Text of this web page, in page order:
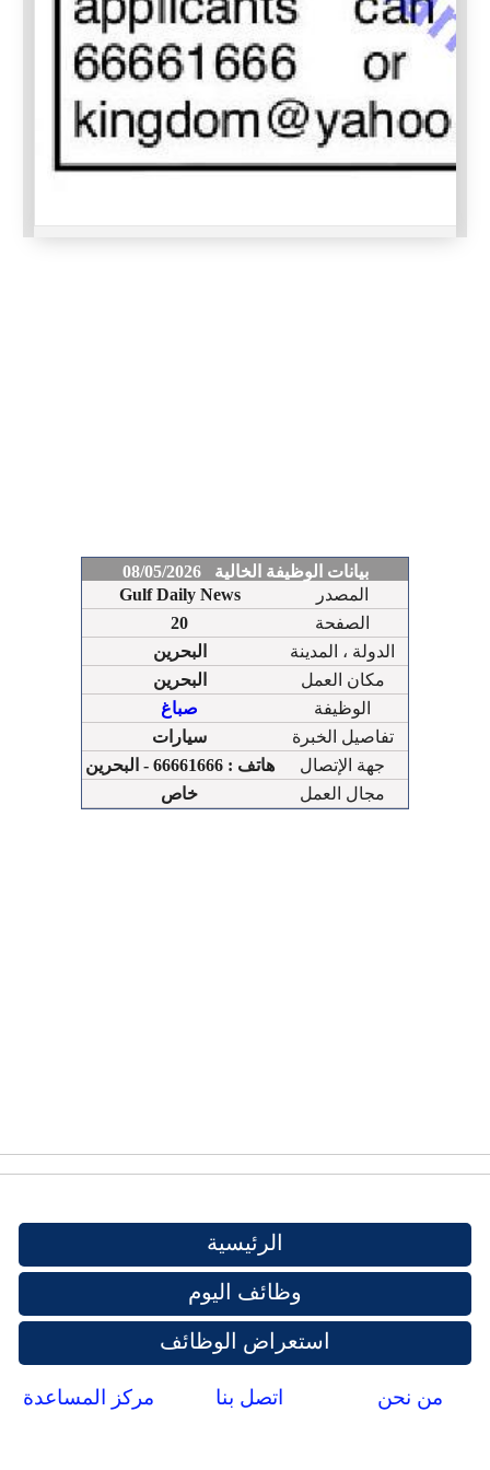
بيانات الوظيفة الخالية 08/05/2026
Gulf Daily News
المصدر
20
الصفحة
البحرين
الدولة ، المدينة
البحرين
مكان العمل
صباغ
الوظيفة
سيارات
تفاصيل الخبرة
هاتف : 66661666 - البحرين
جهة الإتصال
خاص
مجال العمل
الرئيسية
وظائف اليوم
استعراض الوظائف
من نحن اتصل بنا مركز المساعدة